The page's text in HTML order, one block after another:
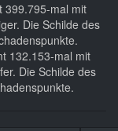
399.795-mal mit
Die Schilde des
132.153-mal mit
Die Schilde des